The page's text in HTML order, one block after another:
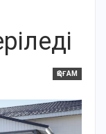
ҚОҒАМ